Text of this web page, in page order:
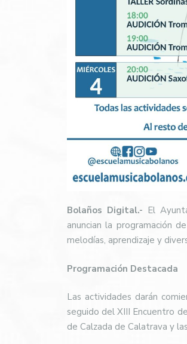
Bolaños Digital.- El
anuncian la programación
melodías, aprendizaje y
Programación Destacada
Las actividades darán
seguido del XIII Encuentro
de Calzada de Calatrava y